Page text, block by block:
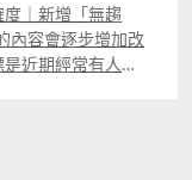
｜新增「無趨
內容會逐步增加改
近期經常有人問
果不大，因為開
變，那根本沒有